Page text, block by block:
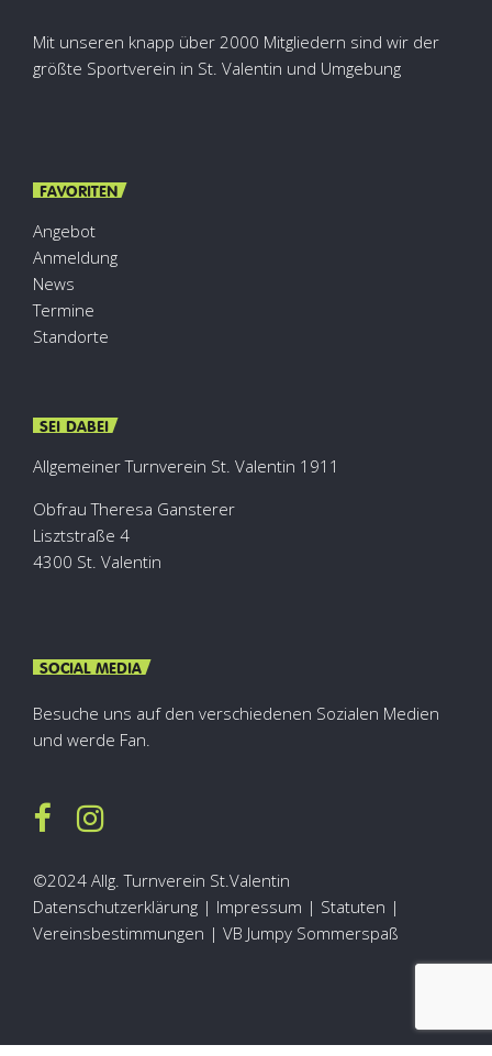
Mit unseren knapp über 2000 Mitgliedern sind wir der
größte Sportverein in St. Valentin und Umgebung
FAVORITEN
Angebot
Anmeldung
News
Termine
Standorte
SEI DABEI
Allgemeiner Turnverein St. Valentin 1911
Obfrau Theresa Gansterer
Lisztstraße 4
4300 St. Valentin
SOCIAL MEDIA
Besuche uns auf den verschiedenen Sozialen Medien
und werde Fan.
©2024 Allg. Turnverein St.Valentin
Datenschutzerklärung | Impressum | Statuten |
Vereinsbestimmungen | VB Jumpy Sommerspaß